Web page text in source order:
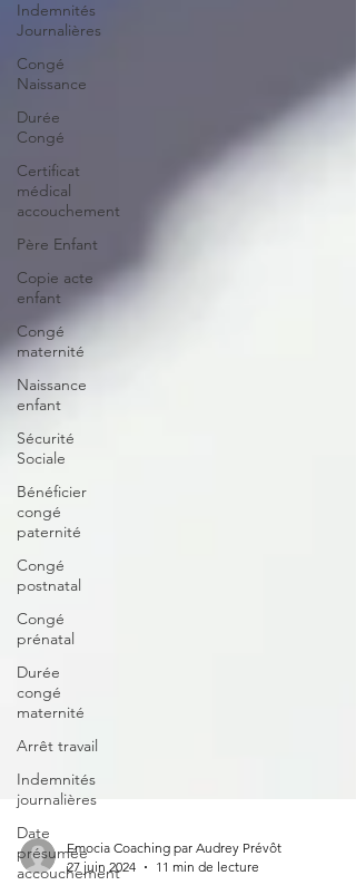
Indemnités
Journalières
Congé
Naissance
Durée
Congé
Certificat
médical
accouchement
Père Enfant
Copie acte
enfant
Congé
maternité
Naissance
enfant
Sécurité
Sociale
Bénéficier
congé
paternité
Congé
postnatal
Congé
prénatal
Durée
congé
maternité
Arrêt travail
Indemnités
journalières
Date
présumée
accouchement